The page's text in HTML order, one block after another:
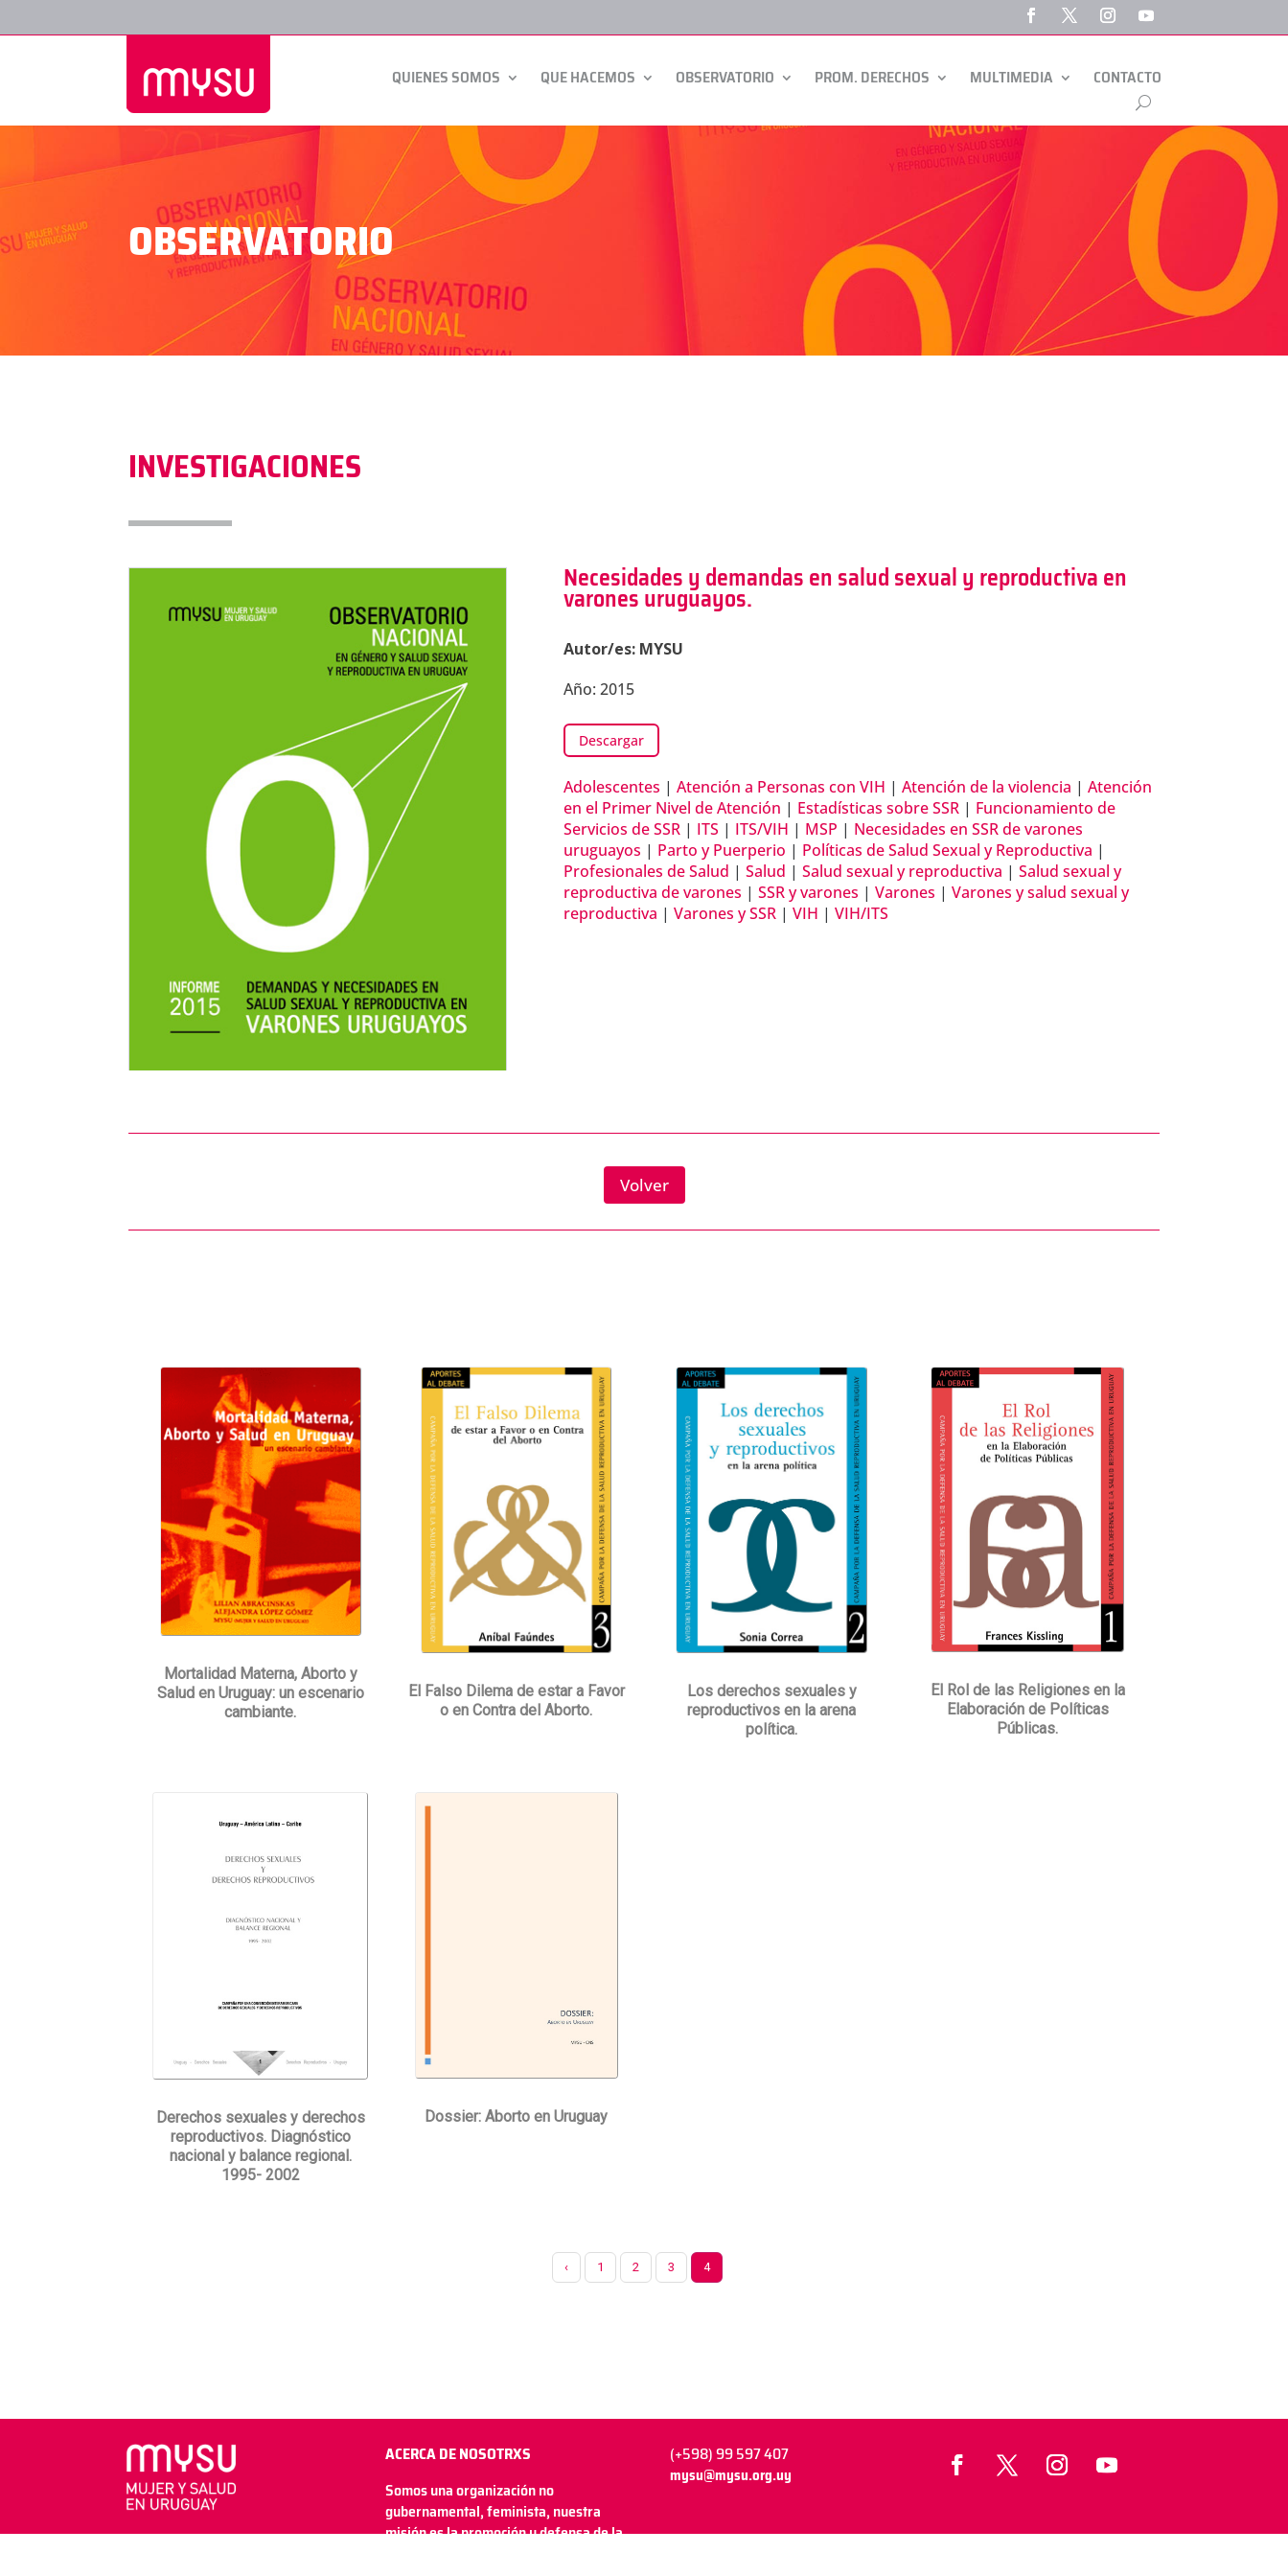
QUIENES SOMOS QUE HACEMOS OBSERVATORIO PROM. DERECHOS MULTIMEDIA CONTACTO
OBSERVATORIO
INVESTIGACIONES
Necesidades y demandas en salud sexual y reproductiva en
varones uruguayos.
Autor/es: MYSU
Año: 2015
Descargar
Adolescentes |Atención a Personas con VIH |Atención de la violencia |Atención
en el Primer Nivel de Atención | Estadísticas sobre SSR | Funcionamiento de
Servicios de SSR | ITS | ITS/VIH | MSP | Necesidades en SSR de varones
uruguayos | Parto y Puerperio | Políticas de Salud Sexual y Reproductiva |
Profesionales de Salud |Salud |Salud sexual y reproductiva |Salud sexual y
reproductiva de varones |SSR y varones |Varones |Varones y salud sexual y
reproductiva |Varones y SSR |VIH |VIH/ITS
Volver
Mortalidad Materna, Aborto y
Salud en Uruguay: un escenario
cambiante.
El Falso Dilema de estar a Favor
o en Contra del Aborto.
Los derechos sexuales y
reproductivos en la arena
política.
El Rol de las Religiones en la
Elaboración de Políticas
Públicas.
Derechos sexuales y derechos
reproductivos. Diagnóstico
nacional y balance regional.
1995- 2002
Dossier: Aborto en Uruguay
‹ 1 2 3 4
ACERCA DE NOSOTRXS
Somos una organización no
gubernamental, feminista, nuestra
misión es la promoción y defensa de la
(+598) 99 597 407
mysu@mysu.org.uy